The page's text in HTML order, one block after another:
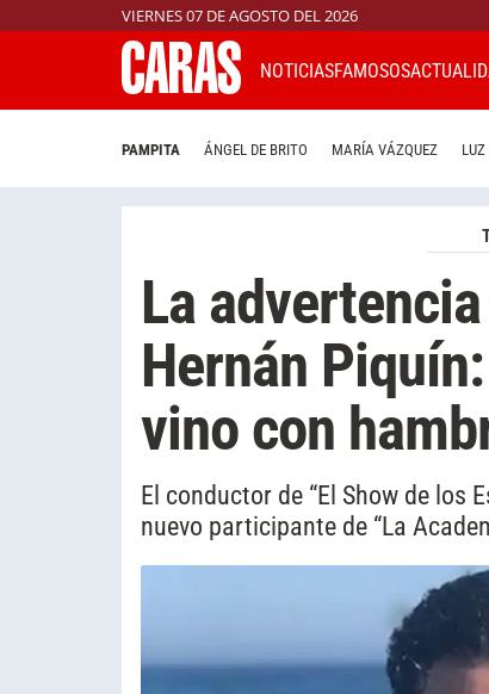
VIERNES 07 DE AGOSTO DEL 2026
NOTICIASFAMOSOS
PAMPITA ÁNGEL DE BRITO MARÍA VÁZQUEZ LUZ
La
Hernán
vino con
El conductor de “El Show de los
nuevo participante de “La